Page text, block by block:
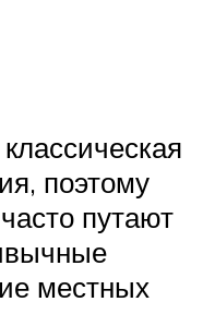
поэтому
путают
местных